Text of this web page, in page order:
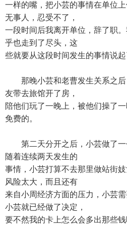
一样的嘴，把小芸的事情在单位
无事人，忍受不了，
一段时间后我离开单位，辞了职
乎也走到了尽头，这
些就要从这段时间发生的事情说起
那晚小芸和老曹发生关系之后
友带去旅馆开了房，
陪他们玩了一晚上，被他们操了
免费的。
第二天分开之后，小芸做了一
随着连续两天发生的
事情，小芸打算不去那里做站街
风险太大，而且还有
来自小周经济方面的压力，小芸
小芸就已经做了决定，
要不然我的卡上怎么会多出那些